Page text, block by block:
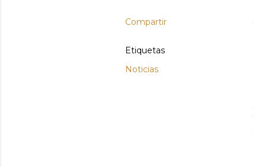
Compartir
Etiquetas
Noticias